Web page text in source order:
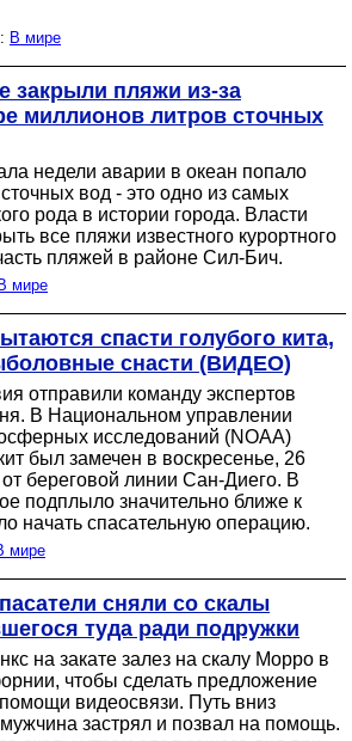
В мире
закрыли пляжи из-за
миллионов литров сточных
недели аварии в океан попало
вод - это одно из самых
рода в истории города. Власти
все пляжи известного курортного
пляжей в районе Сил-Бич.
В мире
спасти голубого кита,
снасти (ВИДЕО)
отправили команду экспертов
В Национальном управлении
исследований (NOAA)
был замечен в воскресенье, 26
береговой линии Сан-Диего. В
подплыло значительно ближе к
начать спасательную операцию.
мире
сняли со скалы
туда ради подружки
на закате залез на скалу Морро в
чтобы сделать предложение
видеосвязи. Путь вниз
застрял и позвал на помощь.